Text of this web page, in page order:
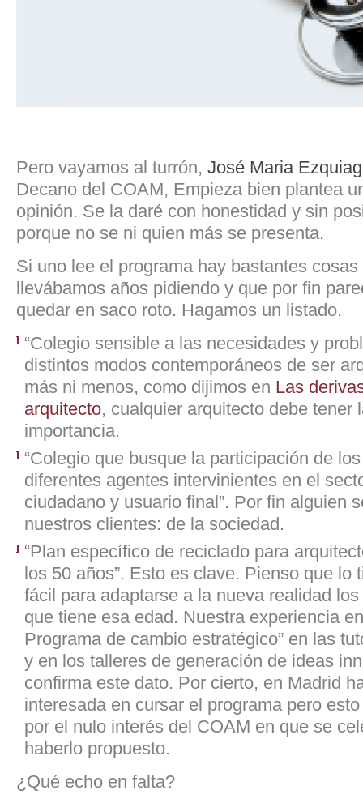
Pero vayamos al turrón, José Maria
Decano del COAM, Empieza bien plantea
opinión. Se la daré con honestidad y sin
porque no se ni quien más se presenta.
Si uno lee el programa hay bastantes
llevábamos años pidiendo y que por fin
quedar en saco roto. Hagamos un listado.
“Colegio sensible a las necesidades y
distintos modos contemporáneos de ser
más ni menos, como dijimos en Las
arquitecto, cualquier arquitecto debe tener
importancia.
“Colegio que busque la participación de
diferentes agentes intervinientes en el
ciudadano y usuario final”. Por fin alguien
nuestros clientes: de la sociedad.
“Plan específico de reciclado para
los 50 años”. Esto es clave. Pienso que lo
fácil para adaptarse a la nueva realidad
que tiene esa edad. Nuestra experiencia
Programa de cambio estratégico” en las
y en los talleres de generación de ideas
confirma este dato. Por cierto, en Madrid
interesada en cursar el programa pero
por el nulo interés del COAM en que se
haberlo propuesto.
¿Qué echo en falta?